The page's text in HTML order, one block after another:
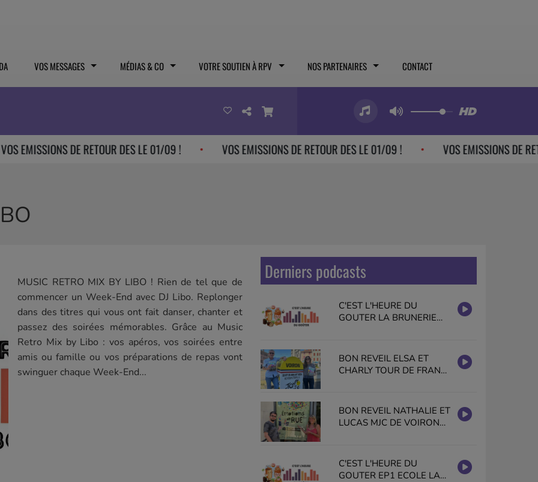
VOS MESSAGES MÉDIAS & CO VOTRE SOUTIEN À RPV NOS PARTENAIRES CONTACT
DE RETOUR DES LE 01/09 ! VOS EMISSIONS DE RETOUR DES LE 01/09 ! VOS EMISSIONS DE
MUSIC RETRO MIX BY LIBO ! Rien de tel que de
commencer un Week-End avec DJ Libo. Replonger
dans des titres qui vous ont fait danser, chanter et
passez des soirées mémorables. Grâce au Music
Retro Mix by Libo : vos apéros, vos soirées entre
amis ou famille ou vos préparations de repas vont
swinguer chaque Week-End...
Derniers podcasts
C'EST L'HEURE DU
GOUTER LA BRUNERIE
BON REVEIL ELSA ET
CHARLY TOUR DE FRANCE
BON REVEIL NATHALIE ET
LUCAS MJC DE VOIRON
C'EST L'HEURE DU
GOUTER EP1 ECOLE LA